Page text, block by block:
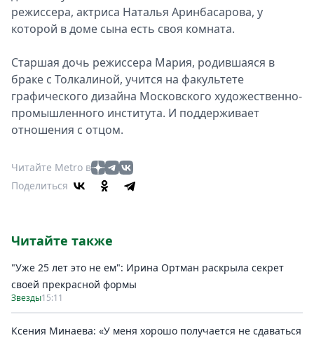
режиссера, актриса Наталья Аринбасарова, у
которой в доме сына есть своя комната.
Старшая дочь режиссера Мария, родившаяся в
браке с Толкалиной, учится на факультете
графического дизайна Московского художественно-
промышленного института. И поддерживает
отношения с отцом.
Читайте Metro в
Поделиться
Читайте также
"Уже 25 лет это не ем": Ирина Ортман раскрыла секрет
своей прекрасной формы
Звезды15:11
Ксения Минаева: «У меня хорошо получается не сдаваться